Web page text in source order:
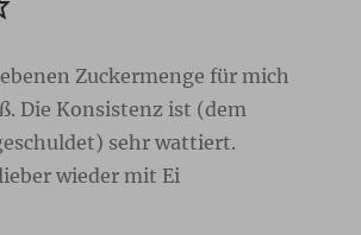
Zuckermenge für mich
Die Konsistenz ist (dem
sehr wattiert.
wieder mit Ei